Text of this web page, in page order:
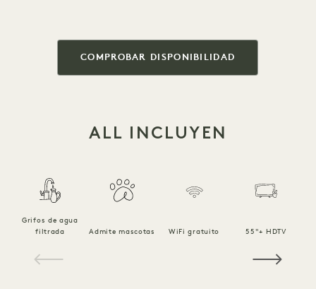
COMPROBAR DISPONIBILIDAD
ALL INCLUYEN
Grifos de agua
filtrada
Admite mascotas WiFi gratuito 55"+ HDTV